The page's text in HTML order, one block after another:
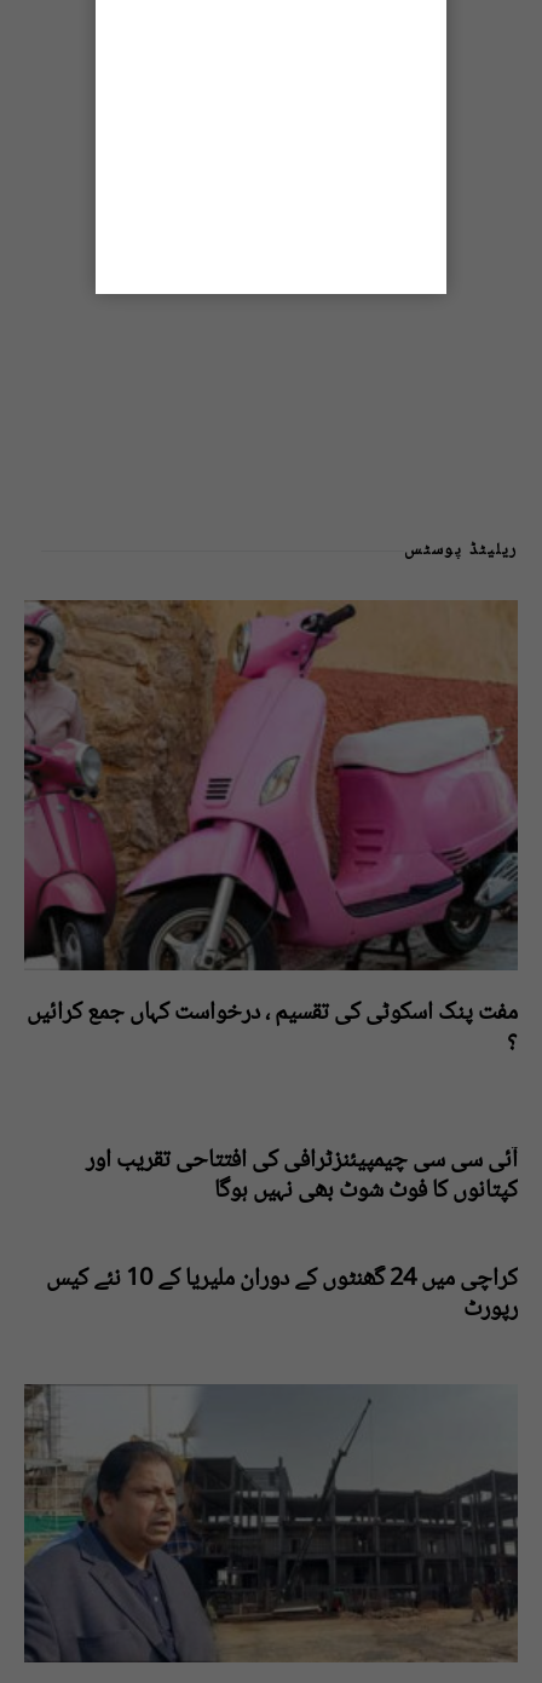
ریلیٹڈ پوسٹس
مفت پنک اسکوٹی کی تقسیم ، درخواست کہاں جمع کرائیں
؟
آئی سی سی چیمپیئنزٹرافی کی افتتاحی تقریب اور
کپتانوں کا فوٹ شوٹ بھی نہیں ہوگا
کراچی میں 24 گھنٹوں کے دوران ملیریا کے 10 نئے کیس
رپورٹ